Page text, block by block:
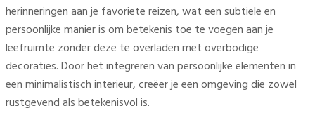
herinneringen aan je favoriete reizen, wat een subtiele en
persoonlijke manier is om betekenis toe te voegen aan je
leefruimte zonder deze te overladen met overbodige
decoraties. Door het integreren van persoonlijke elementen in
een minimalistisch interieur, creëer je een omgeving die zowel
rustgevend als betekenisvol is.